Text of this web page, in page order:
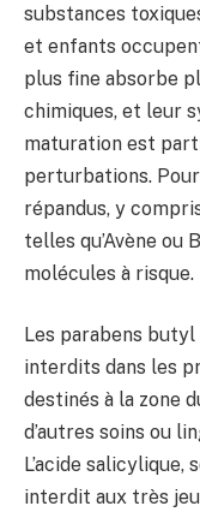
substances
et enfants
plus fine absorbe
chimiques, et leur
maturation est
perturbations.
répandus, y
telles qu’Avène ou
molécules à risque.
Les parabens
interdits dans les
destinés à la zone
d’autres soins ou
L’acide
interdit aux très